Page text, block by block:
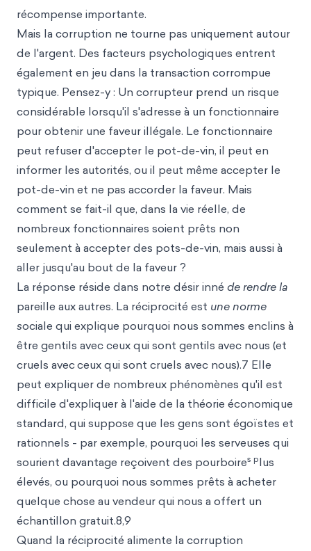
récompense importante.
Mais la corruption ne tourne pas uniquement autour
de l'argent. Des facteurs psychologiques entrent
également en jeu dans la transaction corrompue
typique. Pensez-y : Un corrupteur prend un risque
considérable lorsqu'il s'adresse à un fonctionnaire
pour obtenir une faveur illégale. Le fonctionnaire
peut refuser d'accepter le pot-de-vin, il peut en
informer les autorités, ou il peut même accepter le
pot-de-vin et ne pas accorder la faveur. Mais
comment se fait-il que, dans la vie réelle, de
nombreux fonctionnaires soient prêts non
seulement à accepter des pots-de-vin, mais aussi à
aller jusqu'au bout de la faveur ?
La réponse réside dans notre désir inné de rendre la
pareille aux autres. La réciprocité est une norme
sociale qui explique pourquoi nous sommes enclins à
être gentils avec ceux qui sont gentils avec nous (et
cruels avecceux qui sont cruels avec nous).7 Elle
peut expliquer de nombreux phénomènes qu'il est
difficile d'expliquer à l'aide de la théorie économique
standard, qui suppose que les gens sont égoïstes et
rationnels - par exemple, pourquoi les serveuses qui
sourient davantage reçoivent des pourboires plus
élevés, ou pourquoi nous sommes prêts à acheter
quelque chose au vendeur qui nous a offert un
échantillon gratuit.8,9
Quand la réciprocité alimente la corruption